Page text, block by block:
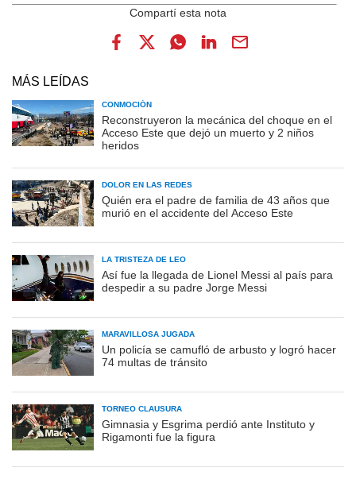
MÁS LEÍDAS
CONMOCIÓN
Reconstruyeron la mecánica del choque en el
Acceso Este que dejó un muerto y 2 niños
heridos
DOLOR EN LAS REDES
Quién era el padre de familia de 43 años que
murió en el accidente del Acceso Este
LA TRISTEZA DE LEO
Así fue la llegada de Lionel Messi al país para
despedir a su padre Jorge Messi
MARAVILLOSA JUGADA
Un policía se camufló de arbusto y logró hacer
74 multas de tránsito
TORNEO CLAUSURA
Gimnasia y Esgrima perdió ante Instituto y
Rigamonti fue la figura